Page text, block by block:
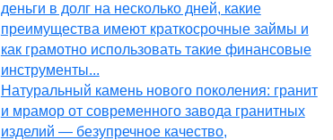
деньги в долг на несколько дней, какие
преимущества имеют краткосрочные займы и
как грамотно использовать такие финансовые
инструменты...
Натуральный камень нового поколения: гранит
и мрамор от современного завода гранитных
изделий — безупречное качество,